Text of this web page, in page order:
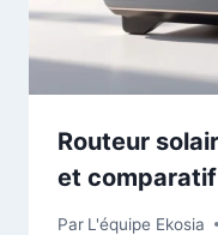
Routeur
et comparatif
Par L'équipe Ekosia